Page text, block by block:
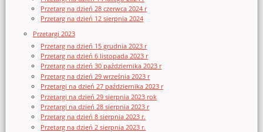
Przetarg na dzień 28 czerwca 2024 r
Przetarg na dzień 12 sierpnia 2024
Przetargi 2023
Przetarg na dzień 15 grudnia 2023 r
Przetarg na dzień 6 listopada 2023 r
Przetarg na dzień 30 października 2023 r
Przetarg na dzień 29 września 2023 r
Przetargi na dzień 27 października 2023 r
Przetargi na dzień 29 sierpnia 2023 rok
Przetargi na dzień 28 sierpnia 2023 r
Przetarg na dzień 8 sierpnia 2023 r.
Przetarg na dzień 2 sierpnia 2023 r.